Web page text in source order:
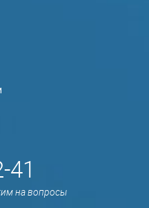
41
на вопросы